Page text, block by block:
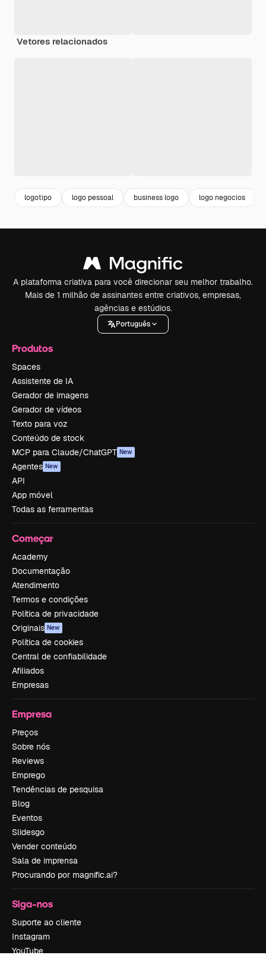
Vetores relacionados
logotipo logo pessoal business logo logo negocios
A plataforma criativa para você direcionar seu melhor trabalho.
Mais de 1 milhão de assinantes entre criativos, empresas,
agências e estúdios.
Português
Produtos
Spaces
Assistente de IA
Gerador de imagens
Gerador de vídeos
Texto para voz
Conteúdo de stock
MCP para Claude/ChatGPT New
Agentes New
API
App móvel
Todas as ferramentas
Começar
Academy
Documentação
Atendimento
Termos e condições
Política de privacidade
Originais New
Política de cookies
Central de confiabilidade
Afiliados
Empresas
Empresa
Preços
Sobre nós
Reviews
Emprego
Tendências de pesquisa
Blog
Eventos
Slidesgo
Vender conteúdo
Sala de imprensa
Procurando por magnific.ai?
Siga-nos
Suporte ao cliente
Instagram
YouTube